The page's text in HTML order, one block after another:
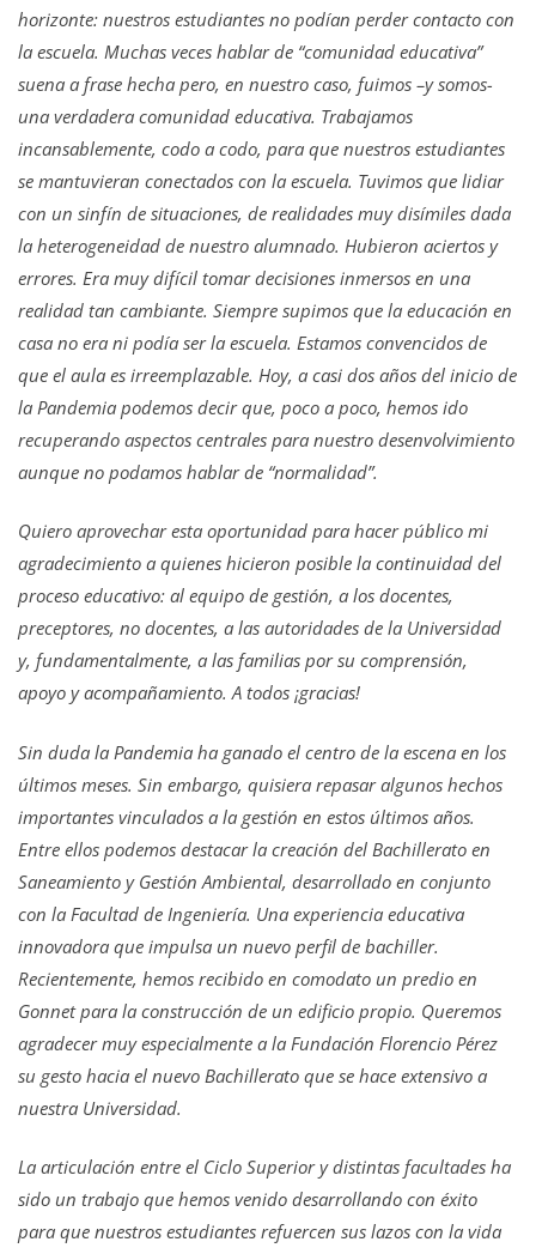
horizonte: nuestros estudiantes no podían perder contacto con
la escuela. Muchas veces hablar de “comunidad educativa”
suena a frase hecha pero, en nuestro caso, fuimos –y somos-
una verdadera comunidad educativa. Trabajamos
incansablemente, codo a codo, para que nuestros estudiantes
se mantuvieran conectados con la escuela. Tuvimos que lidiar
con un sinfín de situaciones, de realidades muy disímiles dada
la heterogeneidad de nuestro alumnado. Hubieron aciertos y
errores. Era muy difícil tomar decisiones inmersos en una
realidad tan cambiante. Siempre supimos que la educación en
casa no era ni podía ser la escuela. Estamos convencidos de
que el aula es irreemplazable. Hoy, a casi dos años del inicio de
la Pandemia podemos decir que, poco a poco, hemos ido
recuperando aspectos centrales para nuestro desenvolvimiento
aunque no podamos hablar de “normalidad”.
Quiero aprovechar esta oportunidad para hacer público mi
agradecimiento a quienes hicieron posible la continuidad del
proceso educativo: al equipo de gestión, a los docentes,
preceptores, no docentes, a las autoridades de la Universidad
y, fundamentalmente, a las familias por su comprensión,
apoyo y acompañamiento. A todos ¡gracias!
Sin duda la Pandemia ha ganado el centro de la escena en los
últimos meses. Sin embargo, quisiera repasar algunos hechos
importantes vinculados a la gestión en estos últimos años.
Entre ellos podemos destacar la creación del Bachillerato en
Saneamiento y Gestión Ambiental, desarrollado en conjunto
con la Facultad de Ingeniería. Una experiencia educativa
innovadora que impulsa un nuevo perfil de bachiller.
Recientemente, hemos recibido en comodato un predio en
Gonnet para la construcción de un edificio propio. Queremos
agradecer muy especialmente a la Fundación Florencio Pérez
su gesto hacia el nuevo Bachillerato que se hace extensivo a
nuestra Universidad.
La articulación entre el Ciclo Superior y distintas facultades ha
sido un trabajo que hemos venido desarrollando con éxito
para que nuestros estudiantes refuercen sus lazos con la vida